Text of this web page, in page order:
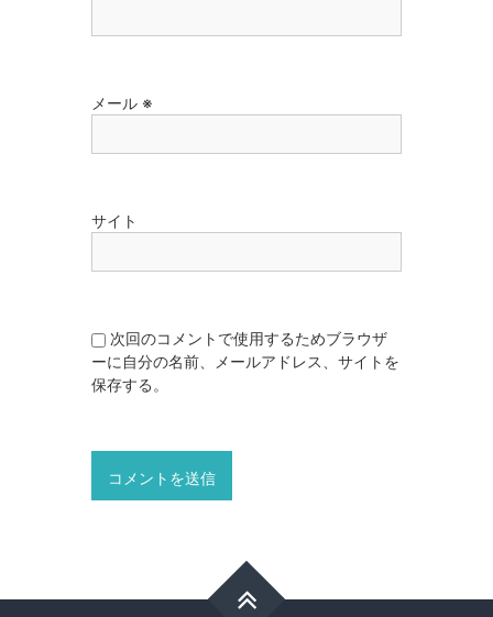
メール ※
サイト
次回のコメントで使用するためブラウザ
ーに自分の名前、メールアドレス、サイトを
保存する。